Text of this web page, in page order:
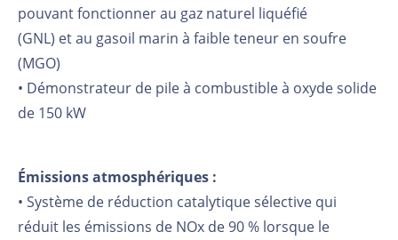
pouvant fonctionner au gaz naturel liquéfié
(GNL) et au gasoil marin à faible teneur en soufre
(MGO)
• Démonstrateur de pile à combustible à oxyde solide
de 150 kW
Émissions atmosphériques :
• Système de réduction catalytique sélective qui
réduit les émissions de NOx de 90 % lorsque le